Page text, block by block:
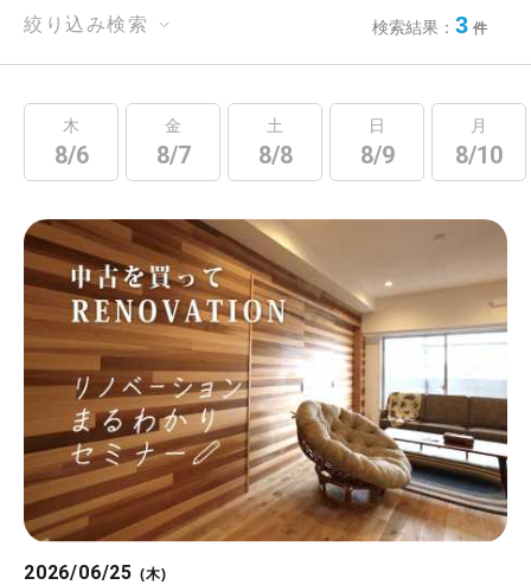
絞り込み検索 検索結果： 3 件
木
8/6
金
8/7
土
8/8
日
8/9
月
8/10
2026/06/25 (木)